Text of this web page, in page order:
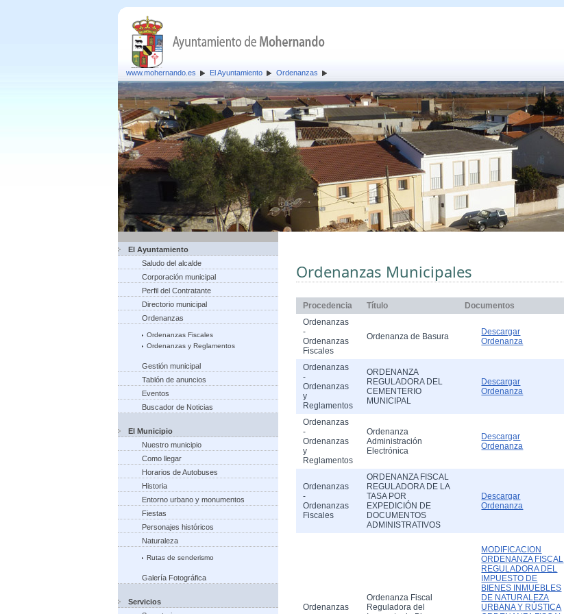
www.mohernando.es El Ayuntamiento Ordenanzas
El Ayuntamiento
Saludo del alcalde
Corporación municipal
Perfil del Contratante
Directorio municipal
Ordenanzas
Ordenanzas Fiscales
Ordenanzas y Reglamentos
Gestión municipal
Tablón de anuncios
Eventos
Buscador de Noticias
El Municipio
Nuestro municipio
Como llegar
Horarios de Autobuses
Historia
Entorno urbano y monumentos
Fiestas
Personajes históricos
Naturaleza
Rutas de senderismo
Galería Fotográfica
Servicios
Ordenanzas Municipales
Procedencia Título Documentos
Ordenanzas
-
Ordenanzas
Fiscales
Ordenanza de Basura
Descargar
Ordenanza
Ordenanzas
-
Ordenanzas
y
Reglamentos
ORDENANZA
REGULADORA DEL
CEMENTERIO
MUNICIPAL
Descargar
Ordenanza
Ordenanzas
-
Ordenanzas
y
Reglamentos
Ordenanza
Administración
Electrónica
Descargar
Ordenanza
Ordenanzas
-
Ordenanzas
Fiscales
ORDENANZA FISCAL
REGULADORA DE LA
TASA POR
EXPEDICIÓN DE
DOCUMENTOS
ADMINISTRATIVOS
Descargar
Ordenanza
Ordenanzas
Ordenanza Fiscal
Reguladora del
MODIFICACION
ORDENANZA FISCAL
REGULADORA DEL
IMPUESTO DE
BIENES INMUEBLES
DE NATURALEZA
URBANA Y RÚSTICA